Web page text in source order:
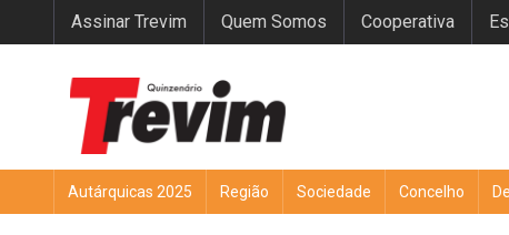
Assinar Trevim Quem Somos Cooperativa
Autárquicas 2025 Região Sociedade Concelho